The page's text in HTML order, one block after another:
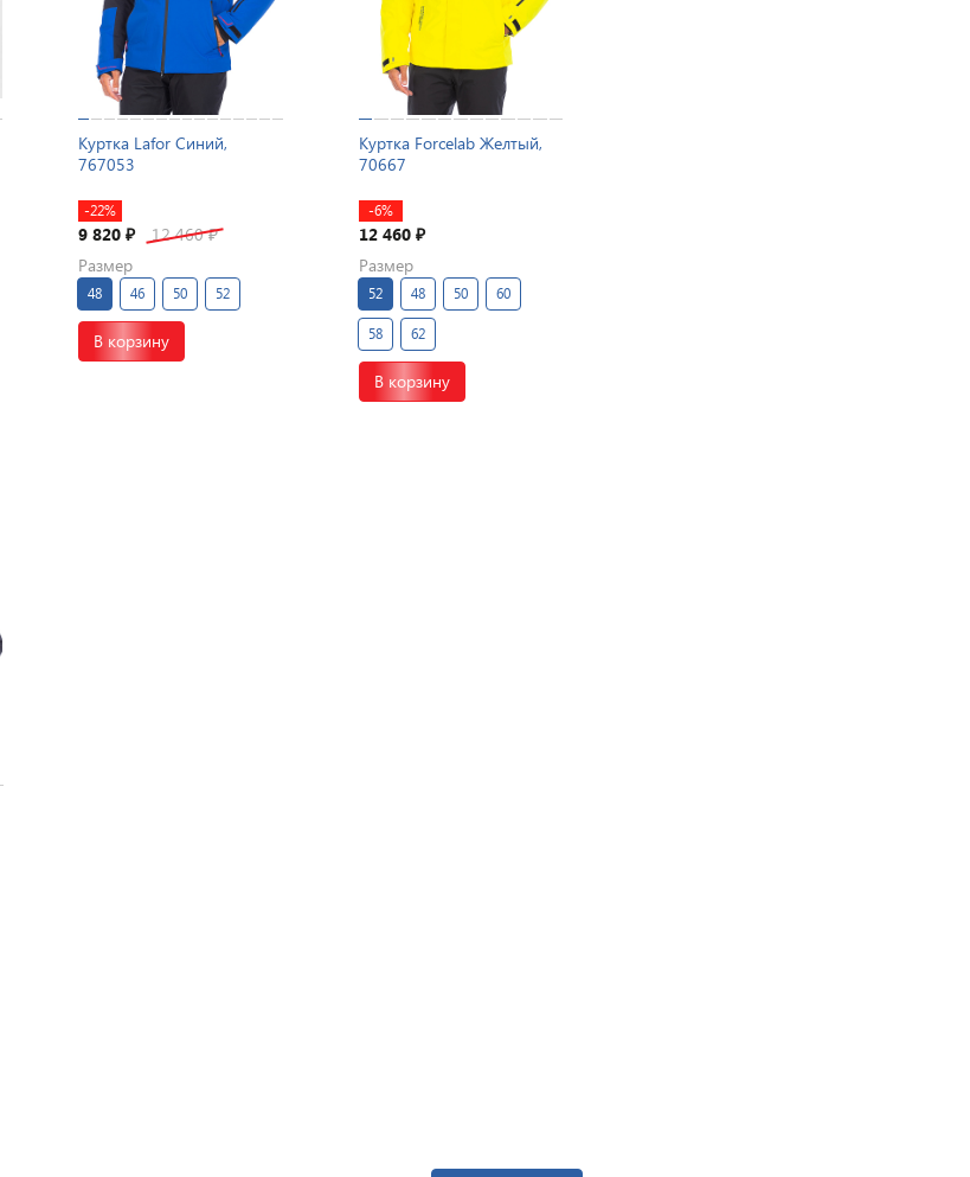
Куртка Lafor Синий,
767053
-22%
9 820₽ 12 460₽
Размер
48 46 50 52
В корзину
Куртка Forcelab Желтый,
70667
-6%
12 460 ₽
Размер
52 48 50 60
58 62
В корзину